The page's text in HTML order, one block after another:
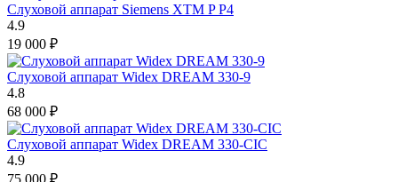
Слуховой аппарат Siemens XTM P P4
4.9
19 000 ₽
Слуховой аппарат Widex DREAM 330-9
4.8
68 000 ₽
Слуховой аппарат Widex DREAM 330-CIC
4.9
75 000 ₽